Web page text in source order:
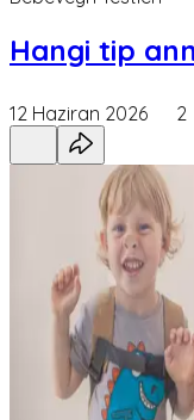
Hangi tip
12 Haziran 2026 2